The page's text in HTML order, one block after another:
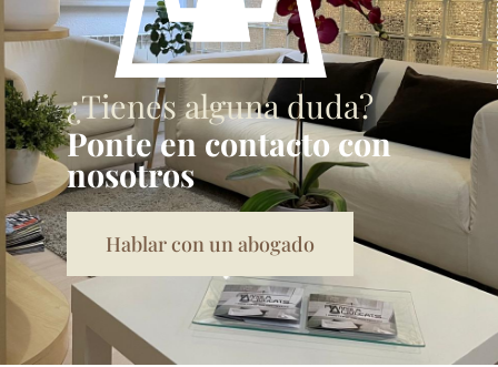
¿Tienes alguna duda?
Ponte en contacto con
nosotros
Hablar con un abogado